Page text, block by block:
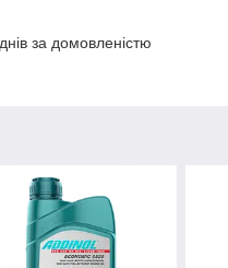
за домовленістю